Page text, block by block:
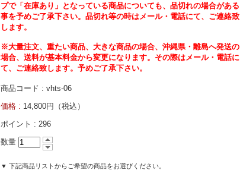
プで「在庫あり」となっている商品についても、品切れの場合がある
事を予めご了承下さい。品切れ等の時はメール・電話にて、ご連絡致
します。
※大量注文、重たい商品、大きな商品の場合、沖縄県・離島へ発送の
場合、送料が基本料金から変更になります。その際はメール・電話に
て、ご連絡致します。予めご了承下さい。
商品コード : vhts-06
価格 : 14,800円（税込）
ポイント : 296
数量
▼ 下記商品リストからご希望の商品をお選びください。